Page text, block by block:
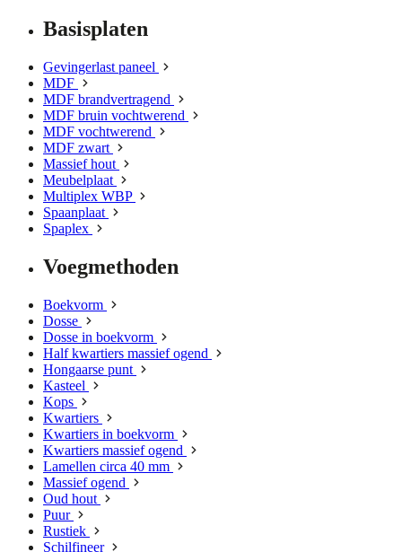
Basisplaten
Gevingerlast paneel
MDF
MDF brandvertragend
MDF bruin vochtwerend
MDF vochtwerend
MDF zwart
Massief hout
Meubelplaat
Multiplex WBP
Spaanplaat
Spaplex
Voegmethoden
Boekvorm
Dosse
Dosse in boekvorm
Half kwartiers massief ogend
Hongaarse punt
Kasteel
Kops
Kwartiers
Kwartiers in boekvorm
Kwartiers massief ogend
Lamellen circa 40 mm
Massief ogend
Oud hout
Puur
Rustiek
Schilfineer